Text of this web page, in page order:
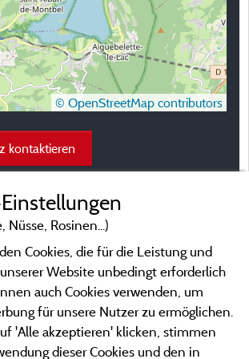
© OpenStreetMap contributors
kontaktieren
Nüsse, Rosinen...)
Cookies, die für die Leistung und
Website unbedingt erforderlich
auch Cookies verwenden, um
für unsere Nutzer zu ermöglichen.
'Alle akzeptieren' klicken, stimmen
dieser Cookies und den in